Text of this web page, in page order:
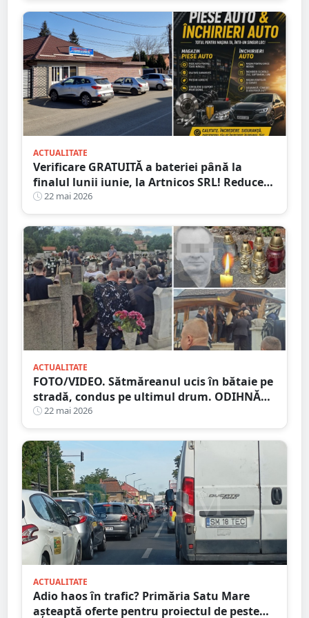
ACTUALITATE
Verificare GRATUITĂ a bateriei până la
finalul lunii iunie, la Artnicos SRL! Reducere
de 50% la verificarea sistemului de
climatizare
22 mai 2026
ACTUALITATE
FOTO/VIDEO. Sătmăreanul ucis în bătaie pe
stradă, condus pe ultimul drum. ODIHNĂ
VEȘNICĂ!
22 mai 2026
ACTUALITATE
Adio haos în trafic? Primăria Satu Mare
așteaptă oferte pentru proiectul de peste